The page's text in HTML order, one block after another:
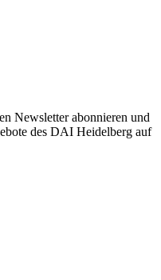
Newsletter abonnieren und
des DAI Heidelberg auf